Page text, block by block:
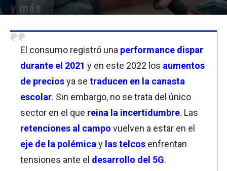
y más
El consumo registró una performance dispar
durante el 2021 y en este 2022 los aumentos
de preciosya se traducen en la canasta
escolar. Sin embargo, no se trata del único
sector en el que reina la incertidumbre. Las
retenciones al campo vuelven a estar en el
eje de la polémica y las telcos enfrentan
tensiones ante el desarrollo del 5G.